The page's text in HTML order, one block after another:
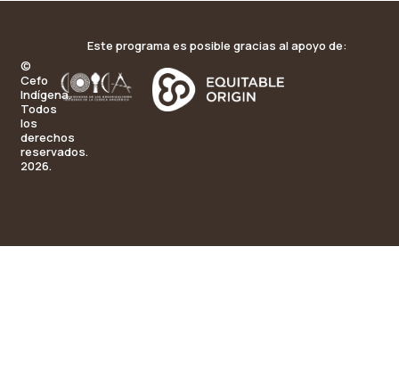
©
Cefo
Indígena.
Todos
los
derechos
reservados.
2026.
Este programa es posible gracias al apoyo de: